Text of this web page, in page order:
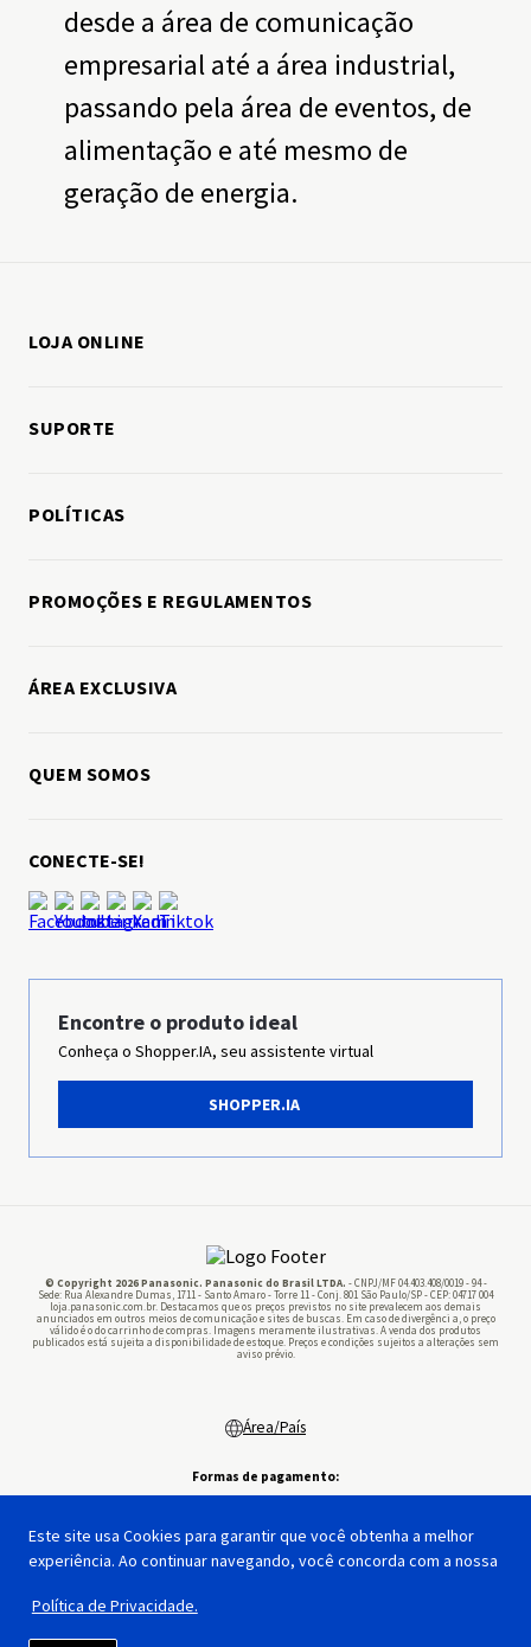
Este site usa Cookies para garantir que você obtenha a melhor
experiência. Ao continuar navegando, você concorda com a nossa
Política de Privacidade.
desde a área de comunicação
empresarial até a área industrial,
passando pela área de eventos, de
alimentação e até mesmo de
geração de energia.
LOJA ONLINE
SUPORTE
Política de entregas
Política de pagamentos
Manuais, drivers e softwares
POLÍTICAS
PROMOÇÕES E REGULAMENTOS
ÁREA EXCLUSIVA
QUEM SOMOS
Ética & Compliance
Grupo Panasonic
Imprensa
Panasonic Business
Pilhas
CONECTE-SE!
Encontre o produto ideal
Conheça o Shopper.IA, seu assistente virtual
SHOPPER.IA
© Copyright 2026 Panasonic. Panasonic do Brasil LTDA. - CNPJ/MF 04.403.408/0019 - 94 -
Sede: Rua Alexandre Dumas, 1711 - Santo Amaro - Torre 11 - Conj. 801 São Paulo/SP - CEP: 04717 004
loja.panasonic.com.br. Destacamos que os preços previstos no site prevalecem aos demais
anunciados em outros meios de comunicação e sites de buscas. Em caso de divergênci a, o preço
válido é o do carrinho de compras. Imagens meramente ilustrativas. A venda dos produtos
publicados está sujeita a disponibilidade de estoque. Preços e condições sujeitos a alterações sem
aviso prévio.
Área/País
Formas de pagamento:
Segurança: Feito por: